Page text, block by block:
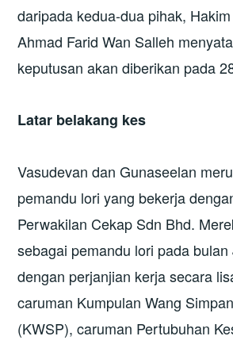
daripada kedua-dua pihak, Hakim
Ahmad Farid Wan Salleh
keputusan akan diberikan pada
Latar belakang kes
Vasudevan dan Gunaseelan
pemandu lori yang bekerja
Perwakilan Cekap Sdn Bhd.
sebagai pemandu lori pada
dengan perjanjian kerja secara
caruman Kumpulan Wang
(KWSP), caruman Pertubuhan